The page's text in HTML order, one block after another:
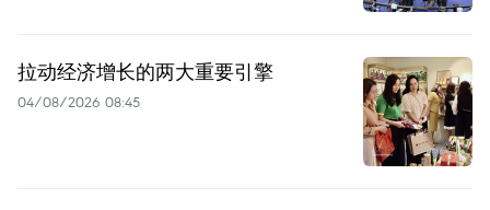
拉动经济增长的两大重要引擎
04/08/2026 08:45